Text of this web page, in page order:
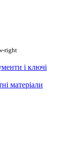
і ключі
матеріали